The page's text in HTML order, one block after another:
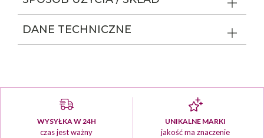
DANE TECHNICZNE
WYSYŁKA W 24H
czas jest ważny
UNIKALNE MARKI
jakość ma znaczenie